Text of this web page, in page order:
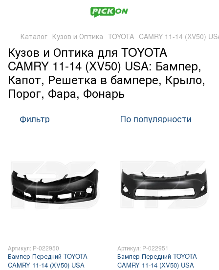
Каталог Кузов и Оптика TOYOTA CAMRY 11-14 (XV50)
Кузов и Оптика для TOYOTA
CAMRY 11-14 (XV50) USA: Бампер,
Капот, Решетка в бампере, Крыло,
Порог, Фара, Фонарь
Фильтр По популярности
Артикул: P-022950
Бампер Передний TOYOTA
CAMRY 11-14 (XV50) USA
Артикул: P-022951
Бампер Передний TOYOTA
CAMRY 11-14 (XV50) USA